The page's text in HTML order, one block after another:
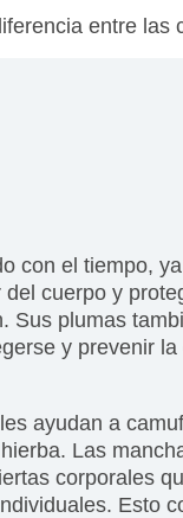
entre las
con el tiempo,
cuerpo y
Sus plumas
y prevenir
ayudan a
Las
corporales
Esto